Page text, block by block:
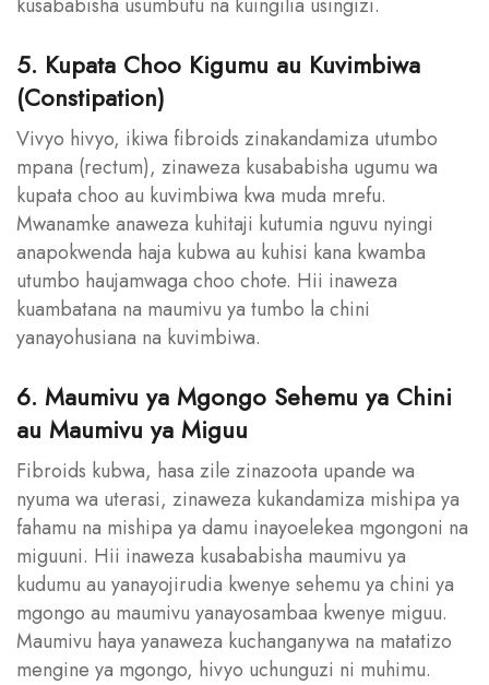
5. Kupata Choo Kigumu au Kuvimbiwa
(Constipation)
Vivyo hivyo, ikiwa fibroids zinakandamiza utumbo
mpana (rectum), zinaweza kusababisha ugumu wa
kupata choo au kuvimbiwa kwa muda mrefu.
Mwanamke anaweza kuhitaji kutumia nguvu nyingi
anapokwenda haja kubwa au kuhisi kana kwamba
utumbo haujamwaga choo chote. Hii inaweza
kuambatana na maumivu ya tumbo la chini
yanayohusiana na kuvimbiwa.
6. Maumivu ya Mgongo Sehemu ya Chini
au Maumivu ya Miguu
Fibroids kubwa, hasa zile zinazoota upande wa
nyuma wa uterasi, zinaweza kukandamiza mishipa ya
fahamu na mishipa ya damu inayoelekea mgongoni na
miguuni. Hii inaweza kusababisha maumivu ya
kudumu au yanayojirudia kwenye sehemu ya chini ya
mgongo au maumivu yanayosambaa kwenye miguu.
Maumivu haya yanaweza kuchanganywa na matatizo
mengine ya mgongo, hivyo uchunguzi ni muhimu.